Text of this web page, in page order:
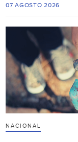
07 AGOSTO 2026
NACIONAL